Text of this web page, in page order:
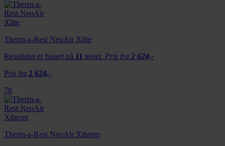
Therm-a-Rest NeoAir Xlite
Resultatet er basert på 11 tester. Pris fra 2 624,-
Pris fra 2 624,-
78
Therm-a-Rest NeoAir Xtherm